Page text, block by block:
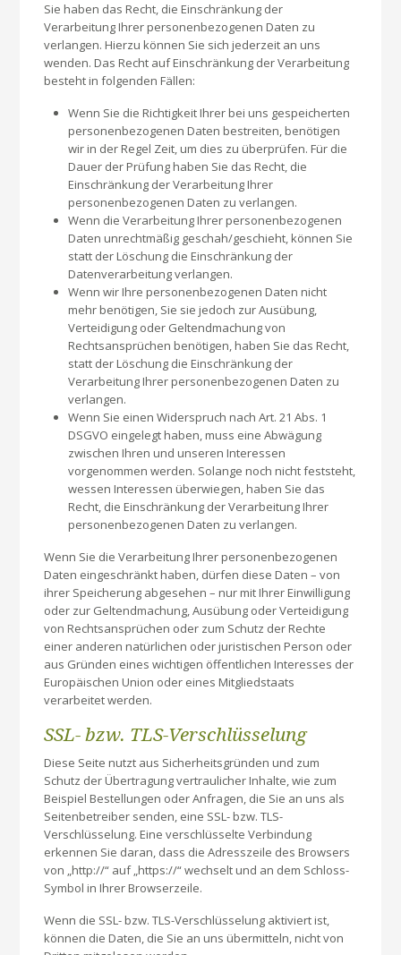
Sie haben das Recht, die Einschränkung der
Verarbeitung Ihrer personenbezogenen Daten zu
verlangen. Hierzu können Sie sich jederzeit an uns
wenden. Das Recht auf Einschränkung der Verarbeitung
besteht in folgenden Fällen:
Wenn Sie die Richtigkeit Ihrer bei uns gespeicherten
personenbezogenen Daten bestreiten, benötigen
wir in der Regel Zeit, um dies zu überprüfen. Für die
Dauer der Prüfung haben Sie das Recht, die
Einschränkung der Verarbeitung Ihrer
personenbezogenen Daten zu verlangen.
Wenn die Verarbeitung Ihrer personenbezogenen
Daten unrechtmäßig geschah/geschieht, können Sie
statt der Löschung die Einschränkung der
Datenverarbeitung verlangen.
Wenn wir Ihre personenbezogenen Daten nicht
mehr benötigen, Sie sie jedoch zur Ausübung,
Verteidigung oder Geltendmachung von
Rechtsansprüchen benötigen, haben Sie das Recht,
statt der Löschung die Einschränkung der
Verarbeitung Ihrer personenbezogenen Daten zu
verlangen.
Wenn Sie einen Widerspruch nach Art. 21 Abs. 1
DSGVO eingelegt haben, muss eine Abwägung
zwischen Ihren und unseren Interessen
vorgenommen werden. Solange noch nicht feststeht,
wessen Interessen überwiegen, haben Sie das
Recht, die Einschränkung der Verarbeitung Ihrer
personenbezogenen Daten zu verlangen.
Wenn Sie die Verarbeitung Ihrer personenbezogenen
Daten eingeschränkt haben, dürfen diese Daten – von
ihrer Speicherung abgesehen – nur mit Ihrer Einwilligung
oder zur Geltendmachung, Ausübung oder Verteidigung
von Rechtsansprüchen oder zum Schutz der Rechte
einer anderen natürlichen oder juristischen Person oder
aus Gründen eines wichtigen öffentlichen Interesses der
Europäischen Union oder eines Mitgliedstaats
verarbeitet werden.
SSL- bzw. TLS-Verschlüsselung
Diese Seite nutzt aus Sicherheitsgründen und zum
Schutz der Übertragung vertraulicher Inhalte, wie zum
Beispiel Bestellungen oder Anfragen, die Sie an uns als
Seitenbetreiber senden, eine SSL- bzw. TLS-
Verschlüsselung. Eine verschlüsselte Verbindung
erkennen Sie daran, dass die Adresszeile des Browsers
von „http://“ auf „https://“ wechselt und an dem Schloss-
Symbol in Ihrer Browserzeile.
Wenn die SSL- bzw. TLS-Verschlüsselung aktiviert ist,
können die Daten, die Sie an uns übermitteln, nicht von